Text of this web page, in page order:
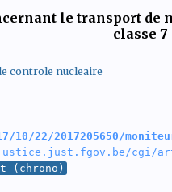
le transport de
classe 7
controle nucleaire
10/22/2017205650/
cgi/
(chrono)